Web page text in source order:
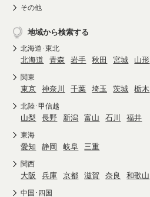
その他
地域から検索する
北海道･東北
北海道 青森 岩手 秋田 宮城 山形
関東
東京 神奈川 千葉 埼玉 茨城 栃木
北陸･甲信越
山梨 長野 新潟 富山 石川 福井
東海
愛知 静岡 岐阜 三重
関西
大阪 兵庫 京都 滋賀 奈良 和歌山
中国･四国